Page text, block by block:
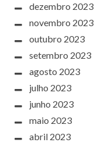
dezembro 2023
novembro 2023
outubro 2023
setembro 2023
agosto 2023
julho 2023
junho 2023
maio 2023
abril 2023